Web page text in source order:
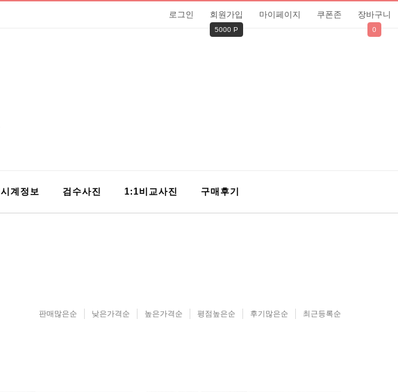
로그인 회원가입
5000 P
마이페이지 쿠폰존 장바구니
0
시계정보 검수사진 1:1비교사진 구매후기
판매많은순 낮은가격순 높은가격순 평점높은순 후기많은순 최근등록순